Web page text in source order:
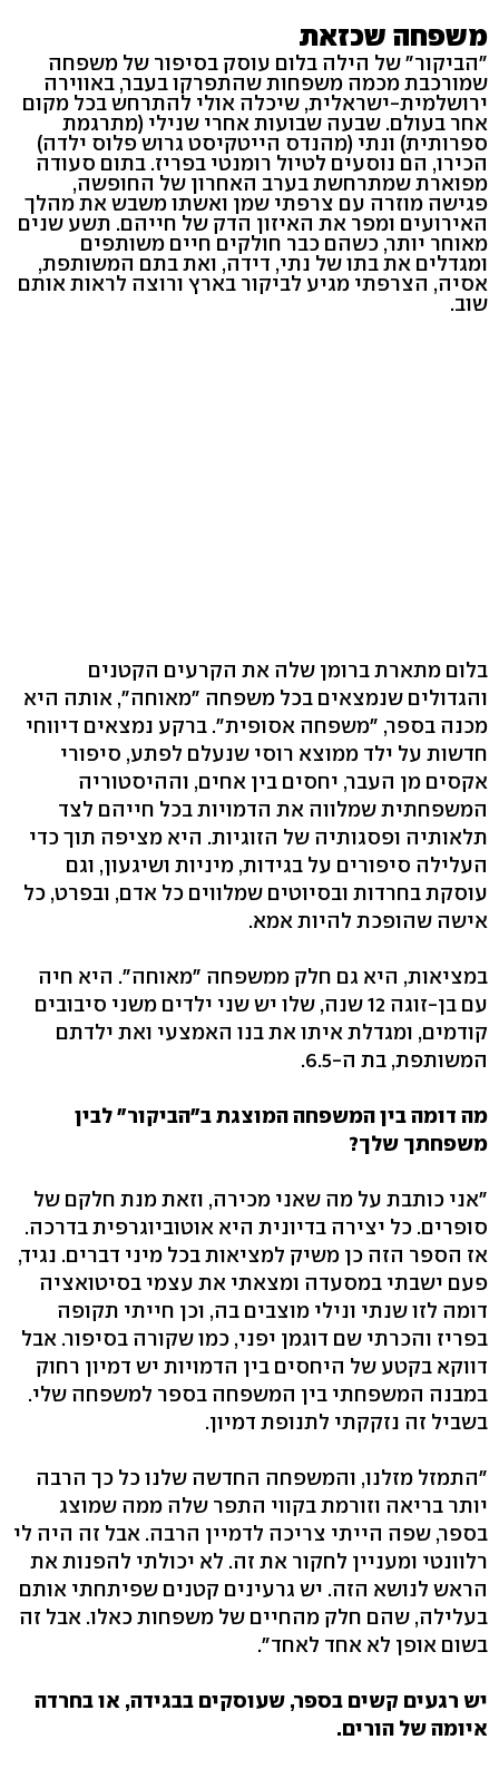
משפחה שכזאת
"הביקור" של הילה בלום עוסק בסיפור של משפחה
שמורכבת מכמה משפחות שהתפרקו בעבר, באווירה
ירושלמית-ישראלית, שיכלה אולי להתרחש בכל מקום
אחר בעולם. שבעה שבועות אחרי שנילי (מתרגמת
ספרותית) ונתי (מהנדס הייטקיסט גרוש פלוס ילדה)
הכירו, הם נוסעים לטיול רומנטי בפריז. בתום סעודה
מפוארת שמתרחשת בערב האחרון של החופשה,
פגישה מוזרה עם צרפתי שמן ואשתו משבש את מהלך
האירועים ומפר את האיזון הדק של חייהם. תשע שנים
מאוחר יותר, כשהם כבר חולקים חיים משותפים
ומגדלים את בתו של נתי, דידה, ואת בתם המשותפת,
אסיה, הצרפתי מגיע לביקור בארץ ורוצה לראות אותם
שוב.
בלום מתארת ברומן שלה את הקרעים הקטנים
והגדולים שנמצאים בכל משפחה "מאוחה", אותה היא
מכנה בספר, "משפחה אסופית". ברקע נמצאים דיווחי
חדשות על ילד ממוצא רוסי שנעלם לפתע, סיפורי
אקסים מן העבר, יחסים בין אחים, וההיסטוריה
המשפחתית שמלווה את הדמויות בכל חייהם לצד
תלאותיה ופסגותיה של הזוגיות. היא מציפה תוך כדי
העלילה סיפורים על בגידות, מיניות ושיגעון, וגם
עוסקת בחרדות ובסיוטים שמלווים כל אדם, ובפרט, כל
אישה שהופכת להיות אמא.
במציאות, היא גם חלק ממשפחה "מאוחה". היא חיה
עם בן-זוגה 12 שנה, שלו יש שני ילדים משני סיבובים
קודמים, ומגדלת איתו את בנו האמצעי ואת ילדתם
המשותפת, בת ה-6.5.
מה דומה בין המשפחה המוצגת ב"הביקור" לבין
משפחתך שלך?
"אני כותבת על מה שאני מכירה, וזאת מנת חלקם של
סופרים. כל יצירה בדיונית היא אוטוביוגרפית בדרכה.
אז הספר הזה כן משיק למציאות בכל מיני דברים. נגיד,
פעם ישבתי במסעדה ומצאתי את עצמי בסיטואציה
דומה לזו שנתי ונילי מוצבים בה, וכן חייתי תקופה
בפריז והכרתי שם דוגמן יפני, כמו שקורה בסיפור. אבל
דווקא בקטע של היחסים בין הדמויות יש דמיון רחוק
במבנה המשפחתי בין המשפחה בספר למשפחה שלי.
בשביל זה נזקקתי לתנופת דמיון.
"התמזל מזלנו, והמשפחה החדשה שלנו כל כך הרבה
יותר בריאה וזורמת בקווי התפר שלה ממה שמוצג
בספר, שפה הייתי צריכה לדמיין הרבה. אבל זה היה לי
רלוונטי ומעניין לחקור את זה. לא יכולתי להפנות את
הראש לנושא הזה. יש גרעינים קטנים שפיתחתי אותם
בעלילה, שהם חלק מהחיים של משפחות כאלו. אבל זה
בשום אופן לא אחד לאחד".
יש רגעים קשים בספר, שעוסקים בבגידה, או בחרדה
איומה של הורים.